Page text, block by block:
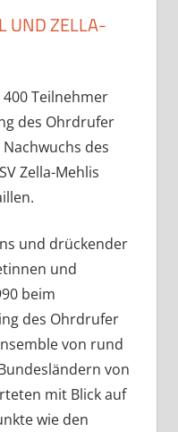
UND ZELLA-
Teilnehmer
des Ohrdrufer
des
Zella-Mehlis
und drückender
und
beim
des Ohrdrufer
von rund
von
mit Blick auf
wie den